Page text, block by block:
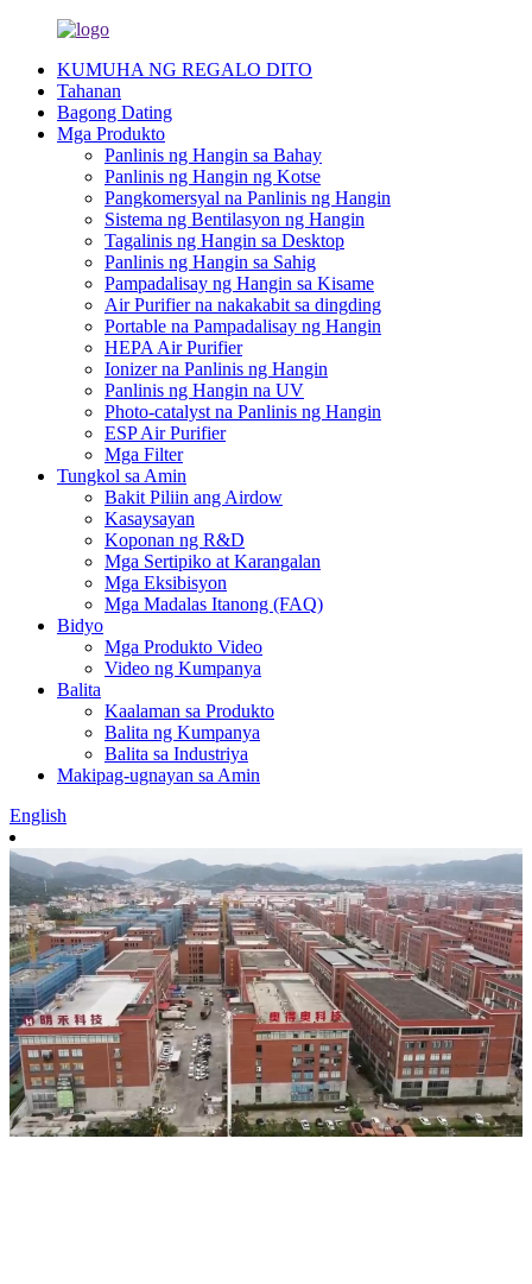
KUMUHA NG REGALO DITO
Tahanan
Bagong Dating
Mga Produkto
Panlinis ng Hangin sa Bahay
Panlinis ng Hangin ng Kotse
Pangkomersyal na Panlinis ng Hangin
Sistema ng Bentilasyon ng Hangin
Tagalinis ng Hangin sa Desktop
Panlinis ng Hangin sa Sahig
Pampadalisay ng Hangin sa Kisame
Air Purifier na nakakabit sa dingding
Portable na Pampadalisay ng Hangin
HEPA Air Purifier
Ionizer na Panlinis ng Hangin
Panlinis ng Hangin na UV
Photo-catalyst na Panlinis ng Hangin
ESP Air Purifier
Mga Filter
Tungkol sa Amin
Bakit Piliin ang Airdow
Kasaysayan
Koponan ng R&D
Mga Sertipiko at Karangalan
Mga Eksibisyon
Mga Madalas Itanong (FAQ)
Bidyo
Mga Produkto Video
Video ng Kumpanya
Balita
Kaalaman sa Produkto
Balita ng Kumpanya
Balita sa Industriya
Makipag-ugnayan sa Amin
English